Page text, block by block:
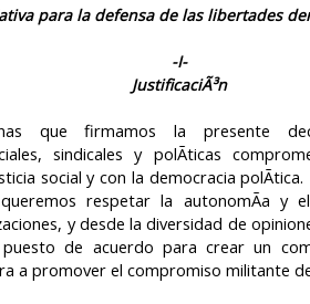
para la defensa de las libertades
-I-
JustificaciÃ³n
que firmamos la presente
sindicales y polÃ­ticas
social y con la democracia
respetar la autonomÃ­a y
y desde la diversidad de
de acuerdo para crear un
a promover el compromiso militante